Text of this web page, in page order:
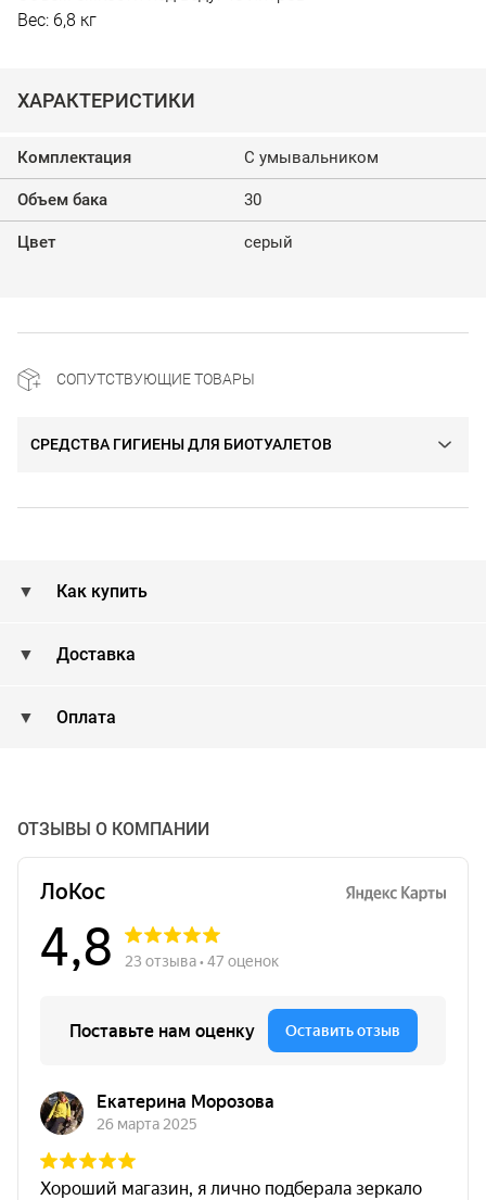
Вес: 6,8 кг
ХАРАКТЕРИСТИКИ
Комплектация С умывальником
Объем бака 30
Цвет серый
СОПУТСТВУЮЩИЕ ТОВАРЫ
СРЕДСТВА ГИГИЕНЫ ДЛЯ БИОТУАЛЕТОВ
Как купить
Доставка
Оплата
ОТЗЫВЫ О КОМПАНИИ